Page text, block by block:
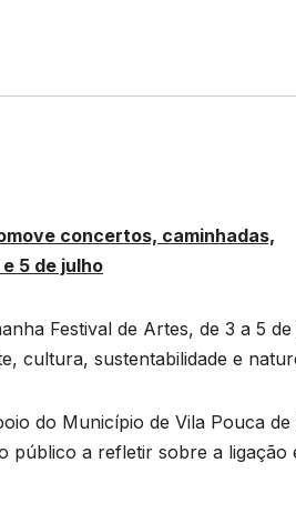
concertos, caminhadas,
5 de julho
Festival de Artes, de 3 a 5
cultura, sustentabilidade e
do Município de Vila Pouca de
público a refletir sobre a ligação